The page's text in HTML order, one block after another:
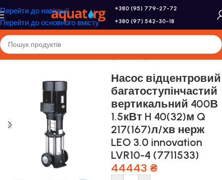
Перейти до навігації
Перейти до основного вмісту
+380 (95) 779-27-72
+380 (97) 542-30-18
Головна/Насоси та насосне обладнання/Промислові насоси
Насос відцентровий
багатоступінчастий
вертикальний 400В
1.5кВт H 40(32)м Q
217(167)л/хв нерж
LEO 3.0 innovation
LVR10-4 (7711533)
44443 ₴